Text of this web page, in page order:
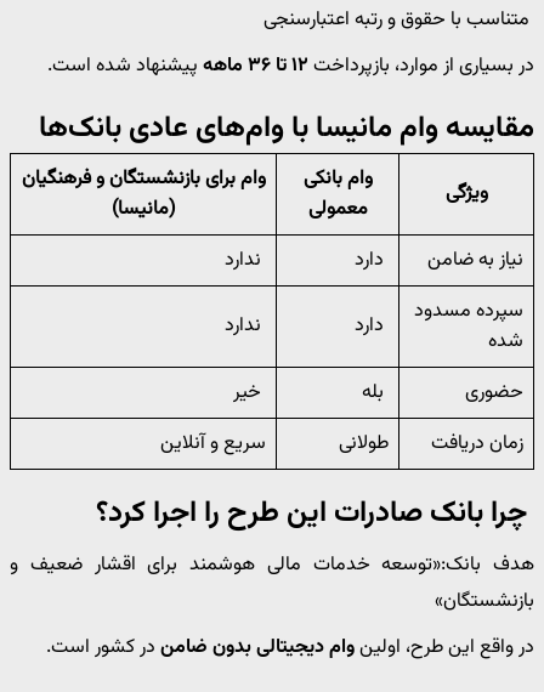
متناسب با حقوق و رتبه اعتبارسنجی
در بسیاری از موارد، بازپرداخت ۱۲ تا ۳۶ ماهه پیشنهاد شده است.
مقایسه وام مانیسا با وام‌های عادی بانک‌ها
ویژگی
وام‌ بانکی
معمولی
وام برای بازنشستگان و فرهنگیان
(مانیسا)
نیاز به ضامن
دارد
ندارد
سپرده مسدود
شده
دارد ندارد
حضوری بله
خیر
زمان دریافت
طولانی سریع و آنلاین
چرا بانک صادرات این طرح را اجرا کرد؟
هدف بانک:«توسعه خدمات مالی هوشمند برای اقشار ضعیف و
بازنشستگان»
در واقع این طرح، اولینوام دیجیتالی بدون ضامن در کشور است.